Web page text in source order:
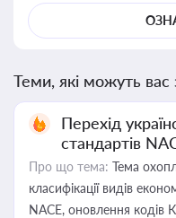
Теми, які можуть вас
Перехід
стандартів
Про що тема: Тема
класифікації видів
NACE, оновлення кодів